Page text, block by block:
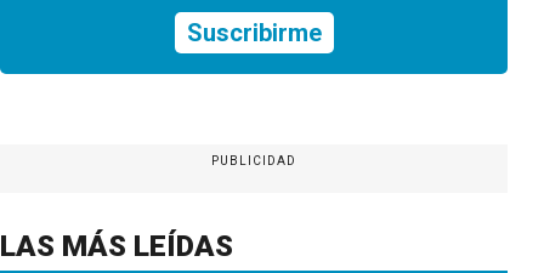
Suscribirme
PUBLICIDAD
LAS MÁS LEÍDAS